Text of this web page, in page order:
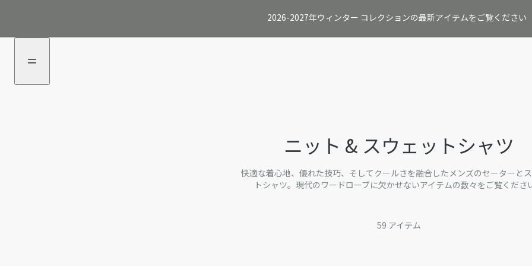
2026-2027年ウィンター コレクションの最新アイテムをご覧ください
ニット & スウェットシャツ
快適な着心地、優れた技巧、そしてクールさを融合したメンズのセーターと
トシャツ。現代のワードローブに欠かせないアイテムの数々をご覧くださ
ジャケット
スーツ＆タキシード
59 アイテム